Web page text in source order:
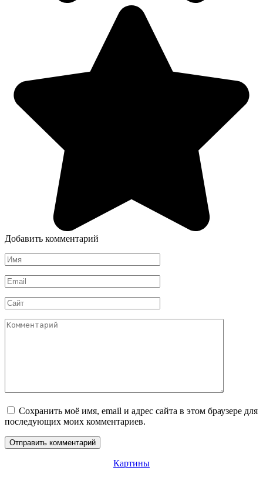
Добавить комментарий
Имя
*
Email
*
Сайт
Комментарий
Сохранить моё имя, email и адрес сайта в этом браузере для
последующих моих комментариев.
Картины